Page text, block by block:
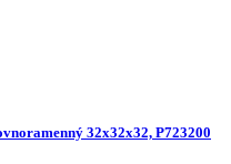
32x32x32, P723200